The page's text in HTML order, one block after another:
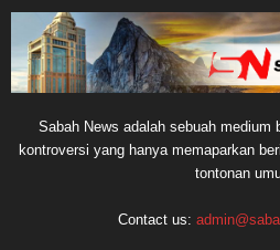
Sabah News adalah sebuah medium
kontroversi yang hanya memaparkan
tontonan
Contact us: